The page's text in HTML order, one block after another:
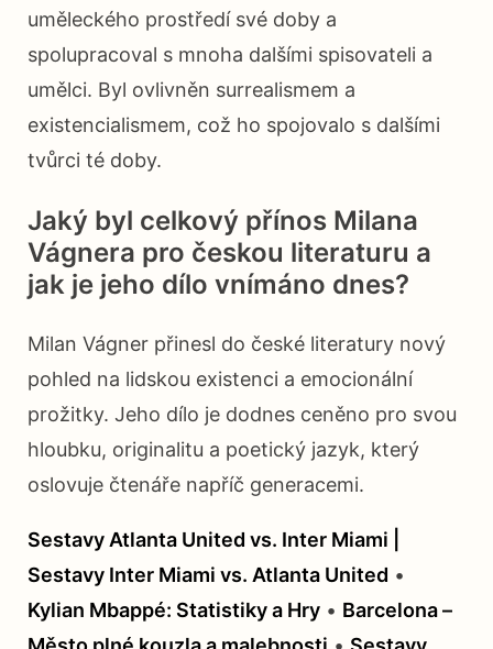
uměleckého prostředí své doby a
spolupracoval s mnoha dalšími spisovateli a
umělci. Byl ovlivněn surrealismem a
existencialismem, což ho spojovalo s dalšími
tvůrci té doby.
Jaký byl celkový přínos Milana
Vágnera pro českou literaturu a
jak je jeho dílo vnímáno dnes?
Milan Vágner přinesl do české literatury nový
pohled na lidskou existenci a emocionální
prožitky. Jeho dílo je dodnes ceněno pro svou
hloubku, originalitu a poetický jazyk, který
oslovuje čtenáře napříč generacemi.
Sestavy Atlanta United vs. Inter Miami |
Sestavy Inter Miami vs. Atlanta United •
Kylian Mbappé: Statistiky a Hry • Barcelona –